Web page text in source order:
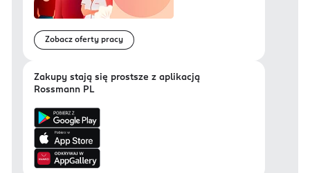
Zobacz oferty pracy
Zakupy stają się prostsze z aplikacją
Rossmann PL